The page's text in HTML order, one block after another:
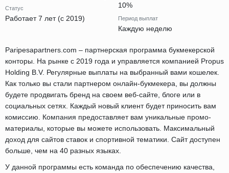
Статус
Работает 7 лет (с 2019)
10%
Период выплат
Каждую неделю
Paripesapartners.com – партнерская программа букмекерской
конторы. На рынке с 2019 года и управляется компанией Propus
Holding B.V. Регулярные выплаты на выбранный вами кошелек.
Как только вы стали партнером онлайн-букмекера, вы должны
будете продвигать бренд на своем веб-сайте, блоге или в
социальных сетях. Каждый новый клиент будет приносить вам
комиссию. Компания предоставляет вам уникальные промо-
материалы, которые вы можете использовать. Максимальный
доход для сайтов ставок и спортивной тематики. Сайт доступен
больше, чем на 40 разных языках.
У данной программы есть команда по обеспечению качества,